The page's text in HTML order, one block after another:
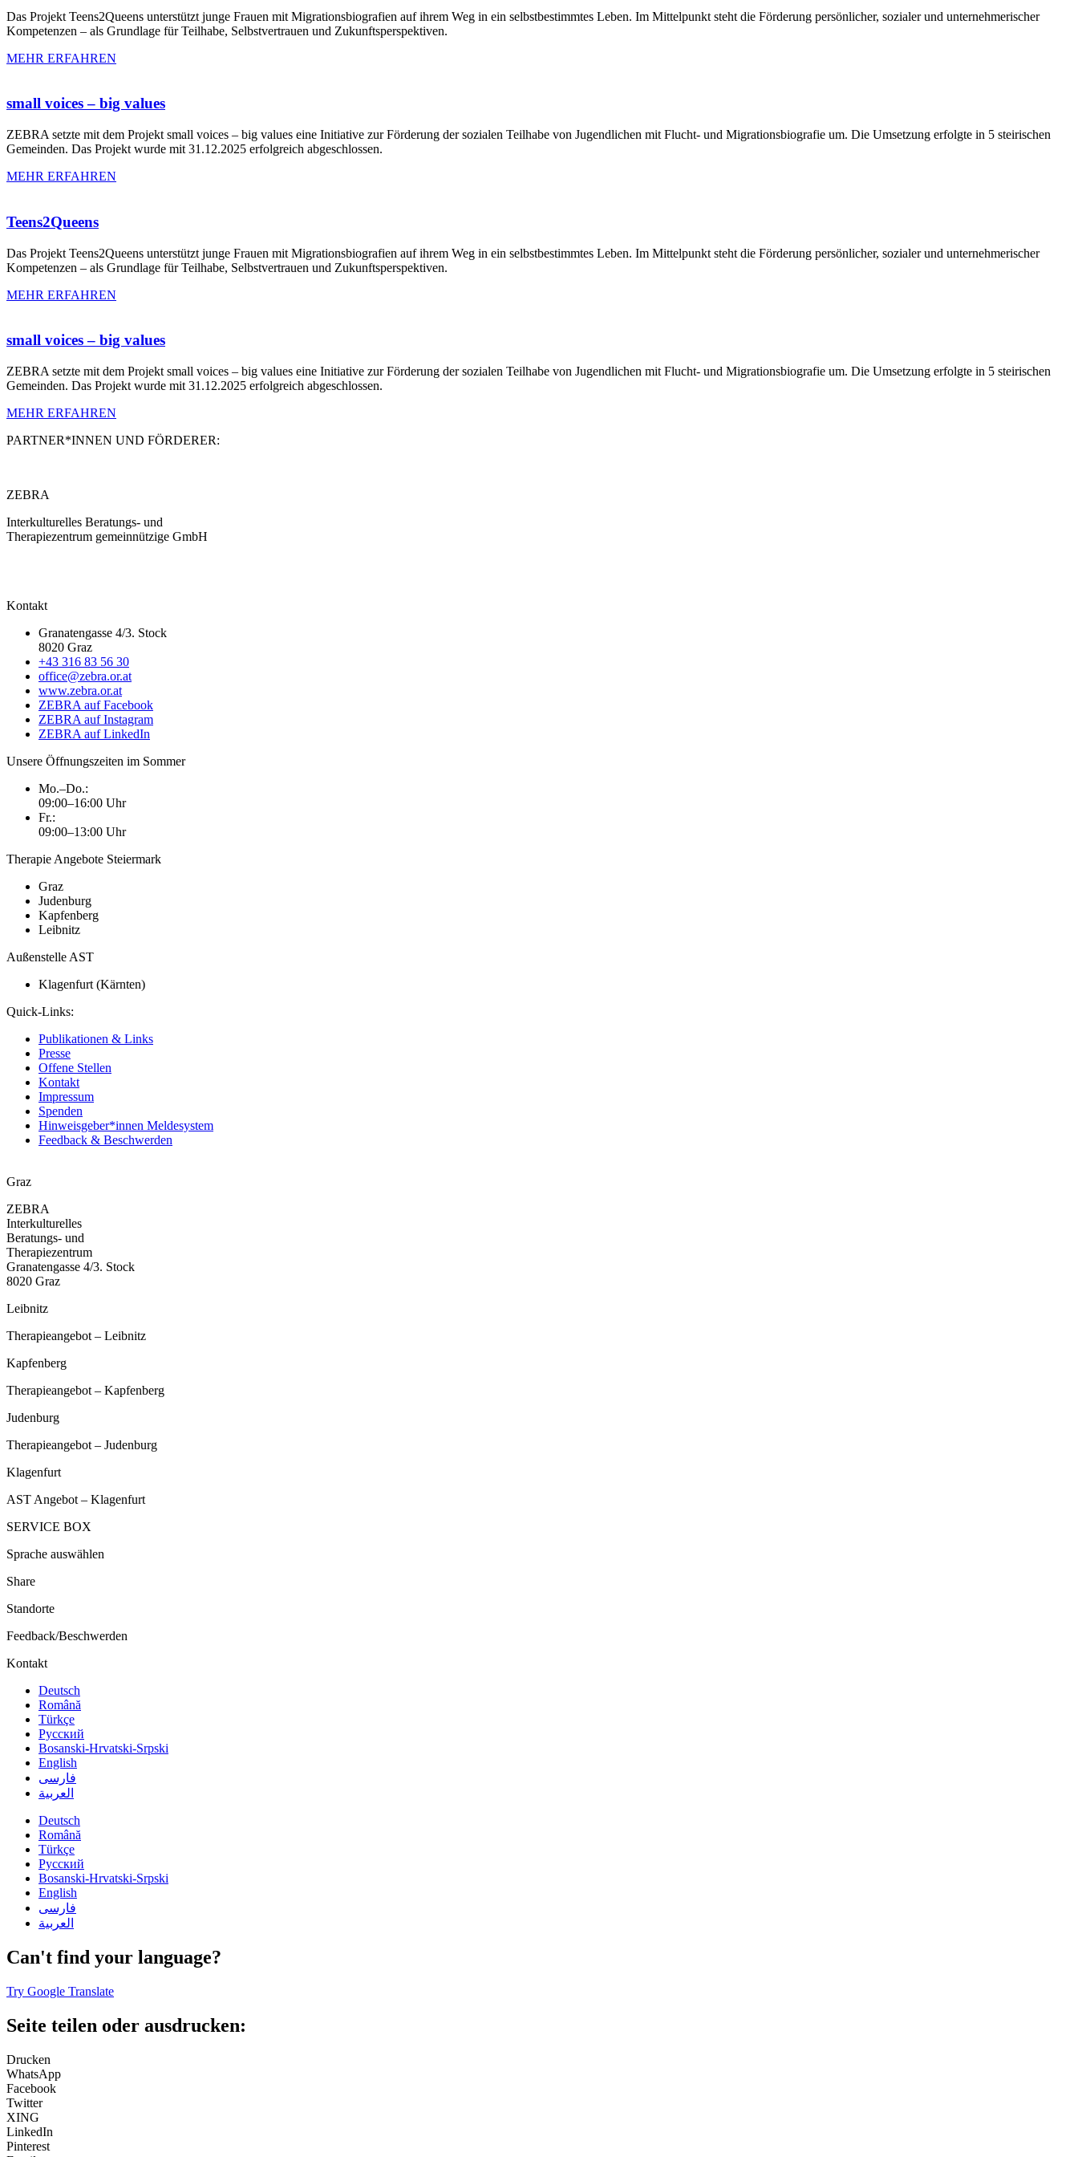
Das Projekt Teens2Queens unterstützt junge Frauen mit Migrationsbiografien auf ihrem Weg in ein selbstbestimmtes Leben. Im Mittelpunkt steht die Förderung persönlicher, sozialer und unternehmerischer
Kompetenzen – als Grundlage für Teilhabe, Selbstvertrauen und Zukunftsperspektiven.
MEHR ERFAHREN
small voices – big values
ZEBRA setzte mit dem Projekt small voices – big values eine Initiative zur Förderung der sozialen Teilhabe von Jugendlichen mit Flucht- und Migrationsbiografie um. Die Umsetzung erfolgte in 5 steirischen
Gemeinden. Das Projekt wurde mit 31.12.2025 erfolgreich abgeschlossen.
MEHR ERFAHREN
Teens2Queens
Das Projekt Teens2Queens unterstützt junge Frauen mit Migrationsbiografien auf ihrem Weg in ein selbstbestimmtes Leben. Im Mittelpunkt steht die Förderung persönlicher, sozialer und unternehmerischer
Kompetenzen – als Grundlage für Teilhabe, Selbstvertrauen und Zukunftsperspektiven.
MEHR ERFAHREN
small voices – big values
ZEBRA setzte mit dem Projekt small voices – big values eine Initiative zur Förderung der sozialen Teilhabe von Jugendlichen mit Flucht- und Migrationsbiografie um. Die Umsetzung erfolgte in 5 steirischen
Gemeinden. Das Projekt wurde mit 31.12.2025 erfolgreich abgeschlossen.
MEHR ERFAHREN
PARTNER*INNEN UND FÖRDERER:
ZEBRA
Interkulturelles Beratungs- und
Therapiezentrum gemeinnützige GmbH
Kontakt
Granatengasse 4/3. Stock
8020 Graz
+43 316 83 56 30
office@zebra.or.at
www.zebra.or.at
ZEBRA auf Facebook
ZEBRA auf Instagram
ZEBRA auf LinkedIn
Unsere Öffnungszeiten im Sommer
Mo.–Do.:
09:00–16:00 Uhr
Fr.:
09:00–13:00 Uhr
Therapie Angebote Steiermark
Graz
Judenburg
Kapfenberg
Leibnitz
Außenstelle AST
Klagenfurt (Kärnten)
Quick-Links:
Publikationen & Links
Presse
Offene Stellen
Kontakt
Impressum
Spenden
Hinweisgeber*innen Meldesystem
Feedback & Beschwerden
Graz
ZEBRA
Interkulturelles
Beratungs- und
Therapiezentrum
Granatengasse 4/3. Stock
8020 Graz
Leibnitz
Therapieangebot – Leibnitz
Kapfenberg
Therapieangebot – Kapfenberg
Judenburg
Therapieangebot – Judenburg
Klagenfurt
AST Angebot – Klagenfurt
SERVICE BOX
Sprache auswählen
Share
Standorte
Feedback/Beschwerden
Kontakt
Deutsch
Română
Türkçe
Русский
Bosanski-Hrvatski-Srpski
English
فارسی
العربية
Deutsch
Română
Türkçe
Русский
Bosanski-Hrvatski-Srpski
English
فارسی
العربية
Can't find your language?
Try Google Translate
Seite teilen oder ausdrucken:
Drucken
WhatsApp
Facebook
Twitter
XING
LinkedIn
Pinterest